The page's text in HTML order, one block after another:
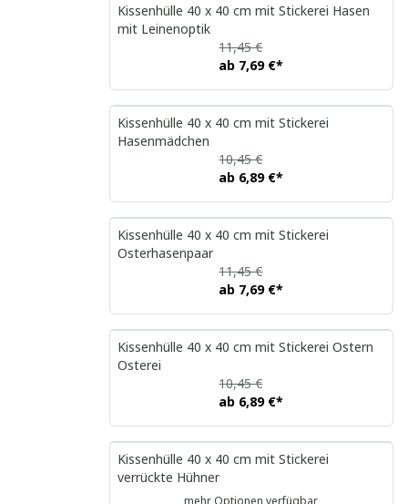
Kissenhülle 40 x 40 cm mit Stickerei Hasen
mit Leinenoptik
ab 7,69 €*
11,45 €
Kissenhülle 40 x 40 cm mit Stickerei
Hasenmädchen
ab 6,89 €*
10,45 €
Kissenhülle 40 x 40 cm mit Stickerei
Osterhasenpaar
ab 7,69 €*
11,45 €
Kissenhülle 40 x 40 cm mit Stickerei Ostern
Osterei
ab 6,89 €*
10,45 €
Kissenhülle 40 x 40 cm mit Stickerei
verrückte Hühner
mehr Optionen verfügbar